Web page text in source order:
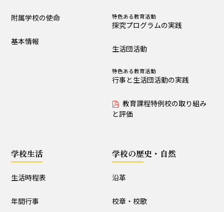
探究プログラムの実践
生活団活動
行事と生活団活動の実践
特色ある教育活動
行事と生活団活動の実践
給食
R8学校通信 巻頭言
附属学校の使命
基本情報
特色ある教育活動
探究プログラムの実践
生活団活動
特色ある教育活動
行事と生活団活動の実践
教育課程特例校の取り組み
と評価
学校生活
生活時程表
年間行事
学校の歴史・自然
沿革
校章・校歌